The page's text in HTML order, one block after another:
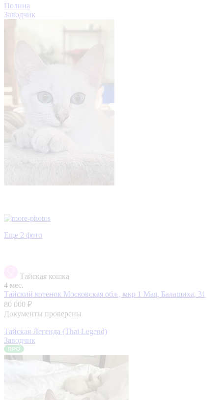
Полина
Заводчик
Еще 2 фото
Тайская кошка
4 мес.
Тайский котенок Московская обл., мкр 1 Мая, Балашиха, 31
80 000 ₽
Документы проверены
Тайская Легенда (Thai Legend)
Заводчик